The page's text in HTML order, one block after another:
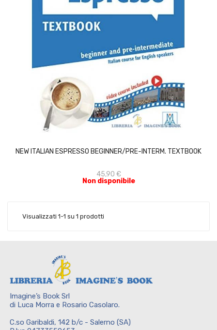
NEW ITALIAN ESPRESSO BEGINNER/PRE-INTERM. TEXTBOOK
45,90 €
Non disponibile
Visualizzati 1-1 su 1 prodotti
Imagine’s Book Srl
di Luca Morra e Rosario Casolaro.
C.so Garibaldi, 142 b/c - Salerno (SA)